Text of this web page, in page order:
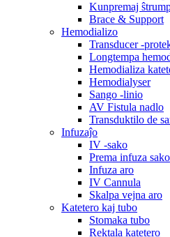
Kunpremaj
Brace & Support
Hemodializo
Transducer -
Longtempa
Hemodializa
Hemodialyser
Sango -linio
AV Fistula nadlo
Transduktilo de
Infuzaĵo
IV -sako
Prema infuza sako
Infuza aro
IV Cannula
Skalpa vejna aro
Katetero kaj tubo
Stomaka tubo
Rektala katetero